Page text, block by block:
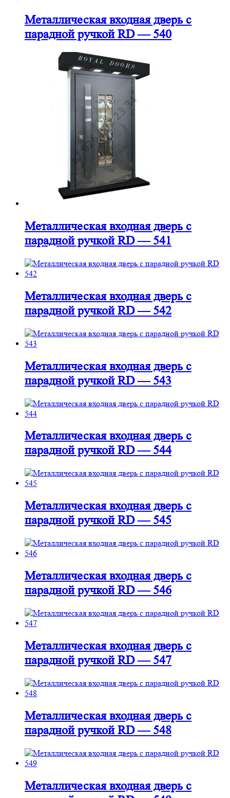
Металлическая входная дверь с
парадной ручкой RD — 540
Металлическая входная дверь с
парадной ручкой RD — 541
Металлическая входная дверь с
парадной ручкой RD — 542
Металлическая входная дверь с
парадной ручкой RD — 543
Металлическая входная дверь с
парадной ручкой RD — 544
Металлическая входная дверь с
парадной ручкой RD — 545
Металлическая входная дверь с
парадной ручкой RD — 546
Металлическая входная дверь с
парадной ручкой RD — 547
Металлическая входная дверь с
парадной ручкой RD — 548
Металлическая входная дверь с